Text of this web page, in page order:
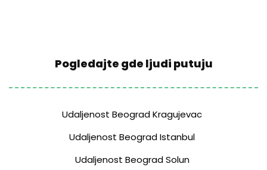
Pogledajte gde ljudi putuju
Udaljenost Beograd Kragujevac
Udaljenost Beograd Istanbul
Udaljenost Beograd Solun